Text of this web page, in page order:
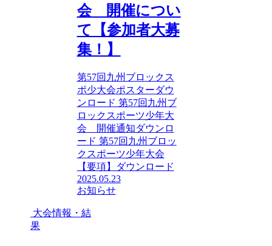
会 開催につい
て【参加者大募
集！】
第57回九州ブロックス
ポ少大会ポスターダウ
ンロード 第57回九州ブ
ロックスポーツ少年大
会 開催通知ダウンロ
ード 第57回九州ブロッ
クスポーツ少年大会
【要項】ダウンロード
2025.05.23
お知らせ
大会情報・結
果